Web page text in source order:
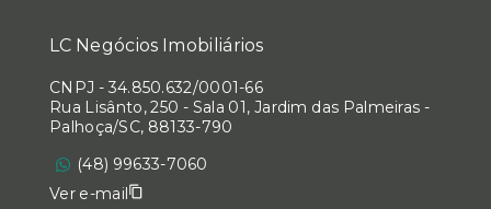
LC Negócios Imobiliários
CNPJ - 34.850.632/0001-66
Rua Lisânto, 250 - Sala 01, Jardim das Palmeiras -
Palhoça/SC, 88133-790
(48) 99633-7060
Ver e-mail